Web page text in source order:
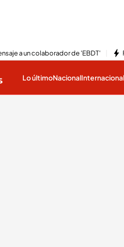
a un colaborador de 'EBDT'
Lo últimoNacionalInternacional